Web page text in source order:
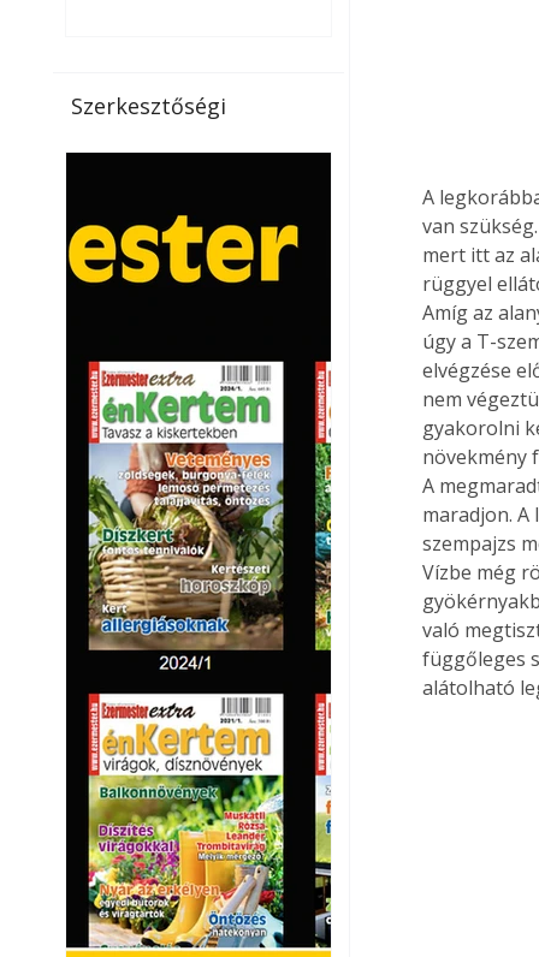
jelentőséget kapott, ahogy a
nyári hőhullámok gyakoribbá és
a megoldást a meleg ellen, ma
már egyre többen keresnek
olyan kültéri hűtési
vendégl
Szerkesztőségi
A
van
mert itt az
rüggyel
Amíg az
úgy a T-
elvégzése
nem
gyakorolni
növekmény
A
maradjon. A
szempajzs
Vízbe még
való
függőleges
alátolható